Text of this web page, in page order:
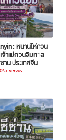
: หนานไห่กวน
าแม่กวนอิมทะเล
าน ประเทศจีน
views